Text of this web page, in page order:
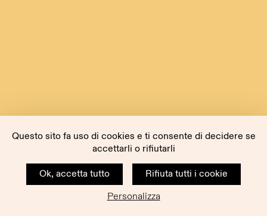
Questo sito fa uso di cookies e ti consente di decidere se
accettarli o rifiutarli
Ok, accetta tutto
Rifiuta tutti i cookie
Personalizza